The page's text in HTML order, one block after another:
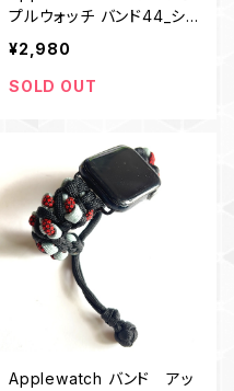
プルウォッチ バンド44_シャ
ックル_キングコブラ_白カモ
180
¥2,980
SOLD OUT
Applewatch バンド アッ